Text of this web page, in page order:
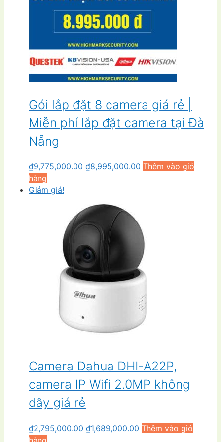
Gói lắp đặt 8 camera giá rẻ |
Miễn phí lắp đặt camera tại Đà
Nẵng
₫9,775,000.00 Giá
₫9,775,000.00.
₫8,995,000.00 Giá
Thêm vào giỏ
hàng
Giảm giá!
Camera Dahua DHI-A22P,
camera IP Wifi 2.0MP không
dây giá rẻ
₫2,795,000.00 Giá
₫1,689,000.00 Giá
Thêm vào giỏ
hàng